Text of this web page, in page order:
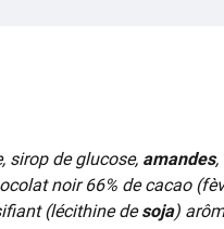
sirop de glucose, amandes,
noir 66% de cacao
(lécithine desoja)